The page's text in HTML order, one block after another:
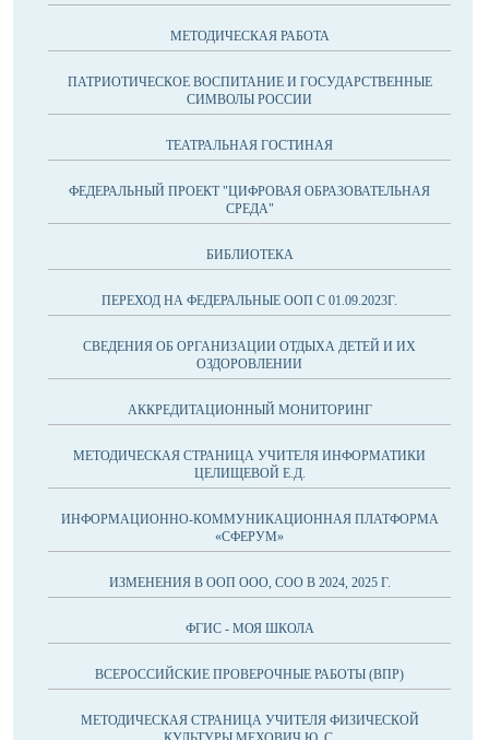
МЕТОДИЧЕСКАЯ РАБОТА
ПАТРИОТИЧЕСКОЕ ВОСПИТАНИЕ И ГОСУДАРСТВЕННЫЕ
СИМВОЛЫ РОССИИ
ТЕАТРАЛЬНАЯ ГОСТИНАЯ
ФЕДЕРАЛЬНЫЙ ПРОЕКТ "ЦИФРОВАЯ ОБРАЗОВАТЕЛЬНАЯ
СРЕДА"
БИБЛИОТЕКА
ПЕРЕХОД НА ФЕДЕРАЛЬНЫЕ ООП С 01.09.2023Г.
СВЕДЕНИЯ ОБ ОРГАНИЗАЦИИ ОТДЫХА ДЕТЕЙ И ИХ
ОЗДОРОВЛЕНИИ
АККРЕДИТАЦИОННЫЙ МОНИТОРИНГ
МЕТОДИЧЕСКАЯ СТРАНИЦА УЧИТЕЛЯ ИНФОРМАТИКИ
ЦЕЛИЩЕВОЙ Е.Д.
ИНФОРМАЦИОННО-КОММУНИКАЦИОННАЯ ПЛАТФОРМА
«СФЕРУМ»
ИЗМЕНЕНИЯ В ООП ООО, СОО В 2024, 2025 Г.
ФГИС - МОЯ ШКОЛА
ВСЕРОССИЙСКИЕ ПРОВЕРОЧНЫЕ РАБОТЫ (ВПР)
МЕТОДИЧЕСКАЯ СТРАНИЦА УЧИТЕЛЯ ФИЗИЧЕСКОЙ